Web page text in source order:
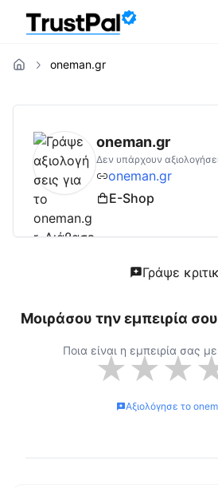
oneman.gr
oneman.gr
oneman.gr
Δεν υπάρχουν
oneman.gr
E-Shop
Γράψε
Μοιράσου την εμπειρία
Ποια είναι η εμπειρία σας
★★★
Αξιολόγησε το